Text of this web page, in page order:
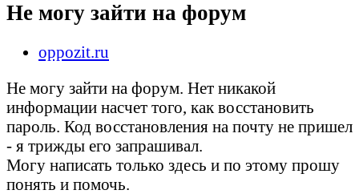
Не могу зайти на форум
oppozit.ru
Не могу зайти на форум. Нет никакой
информации насчет того, как восстановить
пароль. Код восстановления на почту не пришел
- я трижды его запрашивал.
Могу написать только здесь и по этому прошу
понять и помочь.